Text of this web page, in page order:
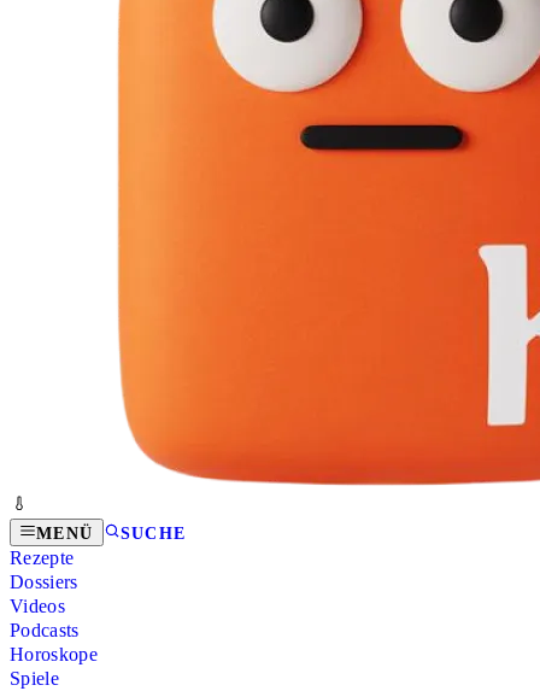
MENÜ SUCHE
Rezepte
Dossiers
Videos
Podcasts
Horoskope
Spiele